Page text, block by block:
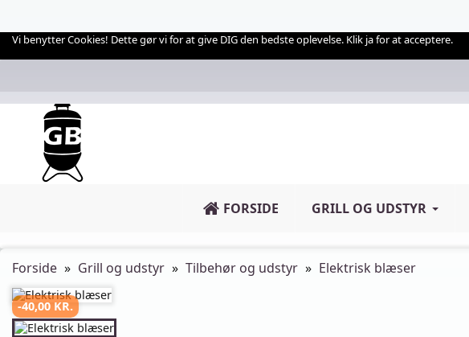
Vi benytter Cookies! Dette gør vi for at give DIG den bedste oplevelse. Klik ja for at acceptere.
FORSIDE GRILL OG UDSTYR
Forside Grill og udstyr Tilbehør og udstyr Elektrisk blæser
-40,00 KR.